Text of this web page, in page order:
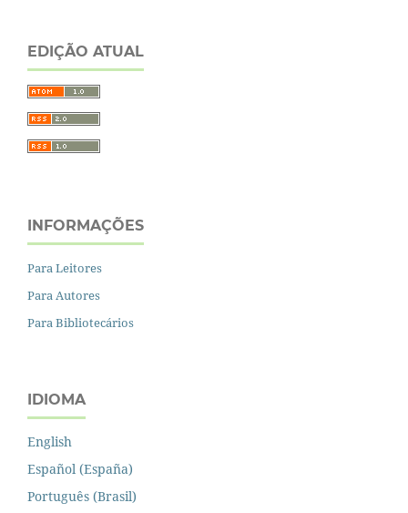
EDIÇÃO ATUAL
INFORMAÇÕES
Para Leitores
Para Autores
Para Bibliotecários
IDIOMA
English
Español (España)
Português (Brasil)